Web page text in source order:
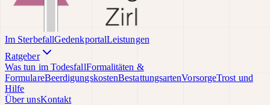
Im SterbefallGedenkportalLeistungen
Ratgeber
Was tun im TodesfallFormalitäten &
FormulareBeerdigungskostenBestattungsartenVorsorgeTrost und
Hilfe
Über unsKontakt